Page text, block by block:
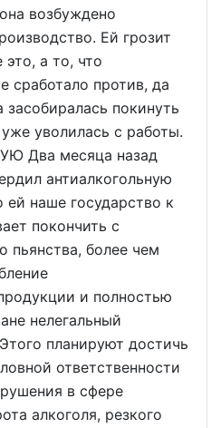
возбуждено
Ей грозит
а то, что
сработало против, да
засобиралась покинуть
уволилась с работы.
Два месяца назад
антиалкогольную
наше государство к
покончить с
пьянства, более чем
и полностью
нелегальный
планируют достичь
ответственности
в сфере
алкоголя, резкого